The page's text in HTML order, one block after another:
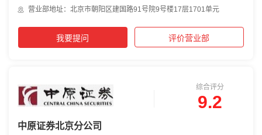
营业部地址：北京市朝阳区建国路91号院9号楼17层1701单元
我要提问 评价营业部
综合评分
9.2
中原证券北京分公司